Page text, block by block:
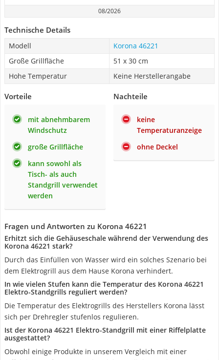
08/2026
Technische Details
Modell
Korona 46221
Große Grillfläche
51 x 30 cm
Hohe Temperatur
Keine Herstellerangabe
Vorteile
mit abnehmbarem
Windschutz
große Grillfläche
kann sowohl als
Tisch- als auch
Standgrill verwendet
werden
Nachteile
keine
Temperaturanzeige
ohne Deckel
Fragen und Antworten zu Korona 46221
Erhitzt sich die Gehäuseschale während der Verwendung des
Korona 46221 stark?
Durch das Einfüllen von Wasser wird ein solches Szenario bei
dem Elektrogrill aus dem Hause Korona verhindert.
In wie vielen Stufen kann die Temperatur des Korona 46221
Elektro-Standgrills reguliert werden?
Die Temperatur des Elektrogrills des Herstellers Korona lässt
sich per Drehregler stufenlos regulieren.
Ist der Korona 46221 Elektro-Standgrill mit einer Riffelplatte
ausgestattet?
Obwohl einige Produkte in unserem Vergleich mit einer